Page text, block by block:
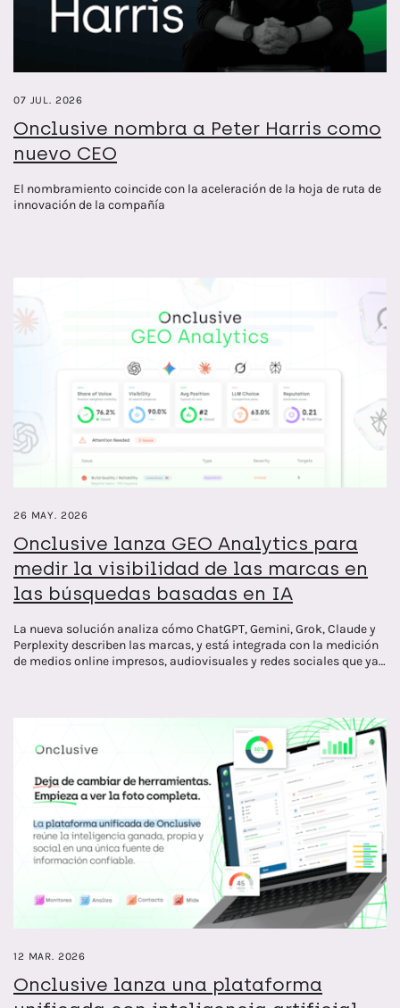
07 JUL. 2026
Onclusive nombra a Peter Harris como
nuevo CEO
El nombramiento coincide con la aceleración de la hoja de ruta de
innovación de la compañía
26 MAY. 2026
Onclusive lanza GEO Analytics para
medir la visibilidad de las marcas en
las búsquedas basadas en IA
La nueva solución analiza cómo ChatGPT, Gemini, Grok, Claude y
Perplexity describen las marcas, y está integrada con la medición
de medios online impresos, audiovisuales y redes sociales que ya
12 MAR. 2026
Onclusive lanza una plataforma